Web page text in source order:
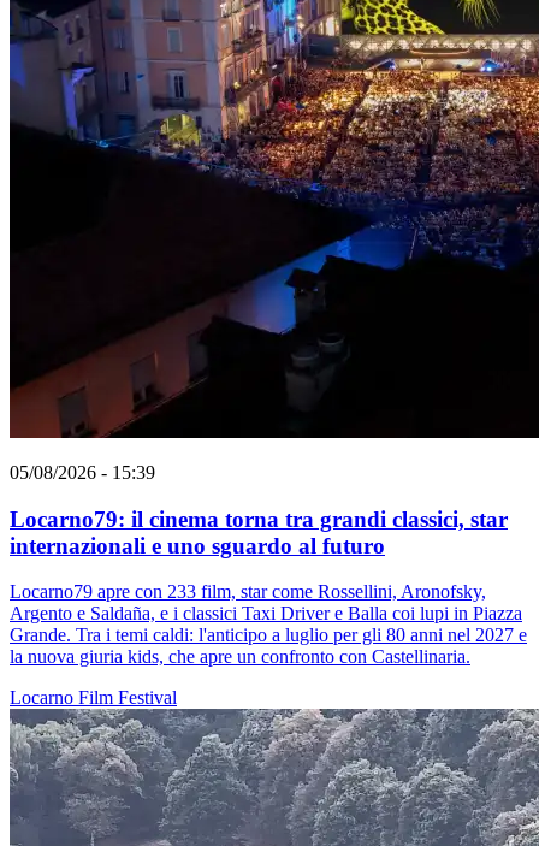
05/08/2026 - 15:39
Locarno79: il cinema torna tra grandi classici, star
internazionali e uno sguardo al futuro
Locarno79 apre con 233 film, star come Rossellini, Aronofsky,
Argento e Saldaña, e i classici Taxi Driver e Balla coi lupi in Piazza
Grande. Tra i temi caldi: l'anticipo a luglio per gli 80 anni nel 2027 e
la nuova giuria kids, che apre un confronto con Castellinaria.
Locarno Film Festival